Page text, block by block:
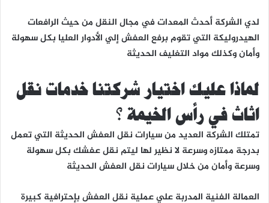
لدي الشركة أحدث المعدات في مجال النقل من حيث الرافعات
الهيدروليكة التي تقوم برفع العفش إلي الأدوار العليا بكل سهولة
وأمان وكذلك مواد التغليف الحديثة
لماذا عليك اختيار شركتنا خدمات نقل
اثاث في رأس الخيمة ؟
تمتلك الشركة العديد من سيارات نقل العفش الحديثة التي تعمل
بدرجة ممتازه وسرعة لا نظير لها ليتم نقل عفشك بكل سهولة
وسرعة وأمان من خلال سيارات نقل العفش الحديثة
العمالة الفنية المدربة علي عملية نقل العفش بإحترافية كبيرة